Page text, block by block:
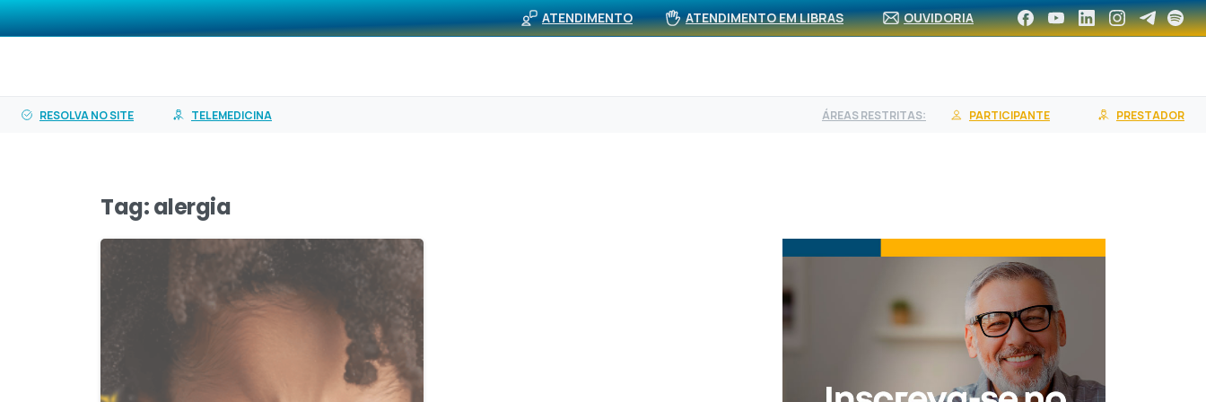
conteúdo
ATENDIMENTO ATENDIMENTO EM LIBRAS OUVIDORIA
O PASA Planos Serviços Rede Própria (APS) Notícias BUSCA DE REDE ASSOCIE-SE CONTRATE UM PLANO
RESOLVA NO SITE TELEMEDICINA ÁREAS RESTRITAS: PARTICIPANTE PRESTADOR
Tag:alergia